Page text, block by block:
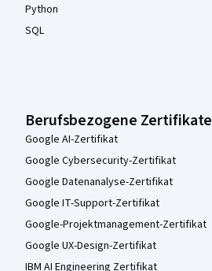
Python
SQL
Berufsbezogene Zertifikate
Google AI-Zertifikat
Google Cybersecurity-Zertifikat
Google Datenanalyse-Zertifikat
Google IT-Support-Zertifikat
Google-Projektmanagement-Zertifikat
Google UX-Design-Zertifikat
IBM AI Engineering Zertifikat